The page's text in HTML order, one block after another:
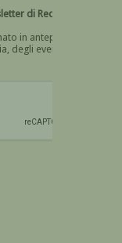
Recta
in anteprima
degli eventi